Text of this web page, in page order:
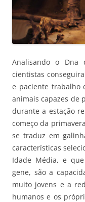
Analisando o Dna
cientistas
e paciente trabalho
animais capazes de
durante a estação
começo da
se traduz em
características
Idade Média, e
gene, são a
muito jovens e a
humanos e os